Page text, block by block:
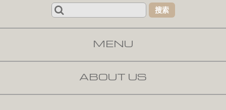
Search
for:
MENU
SKIP TO CONTENT
ABOUT US